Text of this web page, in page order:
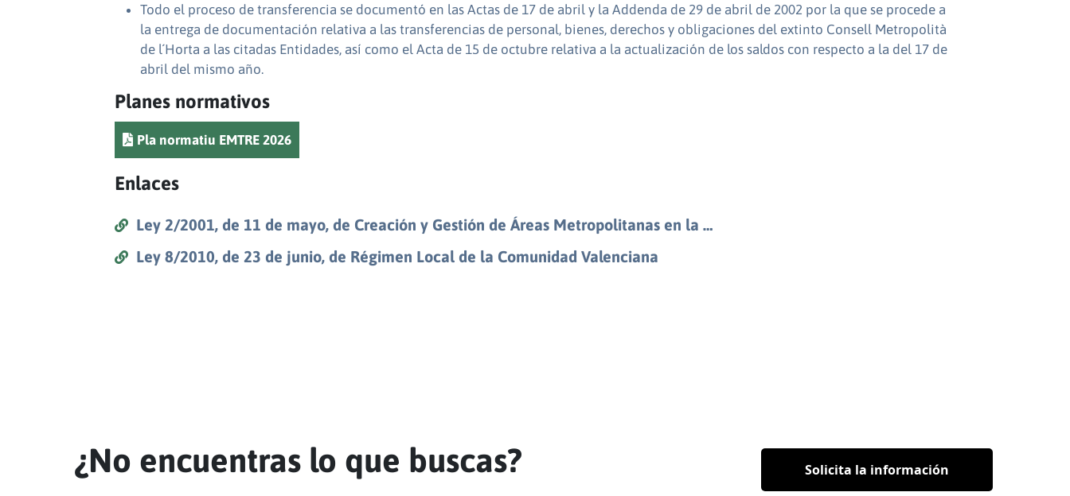
Todo el proceso de transferencia se documentó en las Actas de 17 de abril y la Addenda de 29 de abril de 2002 por la que se procede a
la entrega de documentación relativa a las transferencias de personal, bienes, derechos y obligaciones del extinto Consell Metropolità
de l´Horta a las citadas Entidades, así como el Acta de 15 de octubre relativa a la actualización de los saldos con respecto a la del 17 de
abril del mismo año.
Planes normativos
Documento
Pla normatiu EMTRE 2026
Enlaces
Ley 2/2001, de 11 de mayo, de Creación y Gestión de Áreas Metropolitanas en la …
Ley 8/2010, de 23 de junio, de Régimen Local de la Comunidad Valenciana
¿No encuentras lo que buscas? Solicita la información